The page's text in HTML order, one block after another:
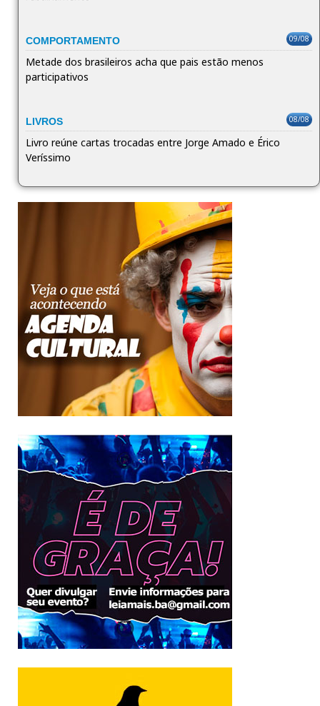
COMPORTAMENTO 09/08
Metade dos brasileiros acha que pais estão menos
participativos
LIVROS 08/08
Livro reúne cartas trocadas entre Jorge Amado e Érico
Veríssimo